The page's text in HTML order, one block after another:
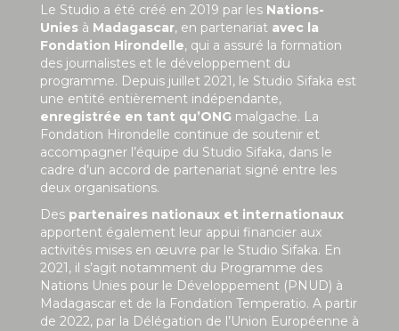
Le Studio a été créé en 2019 par les Nations-
Unies à Madagascar, en partenariat avec la
Fondation Hirondelle, qui a assuré la formation
des journalistes et le développement du
programme. Depuis juillet 2021, le Studio Sifaka est
une entité entièrement indépendante,
enregistrée en tant qu’ONG malgache. La
Fondation Hirondelle continue de soutenir et
accompagner l’équipe du Studio Sifaka, dans le
cadre d’un accord de partenariat signé entre les
deux organisations.
Des partenaires nationaux et internationaux
apportent également leur appui financier aux
activités mises en œuvre par le Studio Sifaka. En
2021, il s’agit notamment du Programme des
Nations Unies pour le Développement (PNUD) à
Madagascar et de la Fondation Temperatio. A partir
de 2022, par la Délégation de l’Union Européenne à